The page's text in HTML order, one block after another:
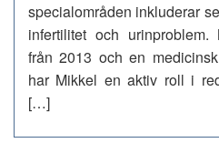
specialområden inkluderar
infertilitet och urinproblem.
från 2013 och en
har Mikkel en aktiv roll i
[…]